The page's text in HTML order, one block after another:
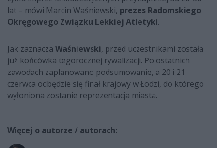
lat – mówi Marcin Waśniewski, prezes Radomskiego
Okręgowego Związku Lekkiej Atletyki.
Jak zaznacza Waśniewski, przed uczestnikami została
już końcówka tegorocznej rywalizacji. Po ostatnich
zawodach zaplanowano podsumowanie, a 20 i 21
czerwca odbędzie się finał krajowy w Łodzi, do którego
wyłoniona zostanie reprezentacja miasta.
Więcej o autorze / autorach: